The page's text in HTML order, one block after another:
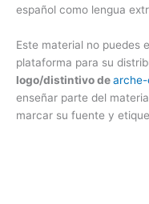
español como lengua
Este material no puedes
plataforma para su
logo/distintivo dearche-
enseñar parte del
marcar su fuente y